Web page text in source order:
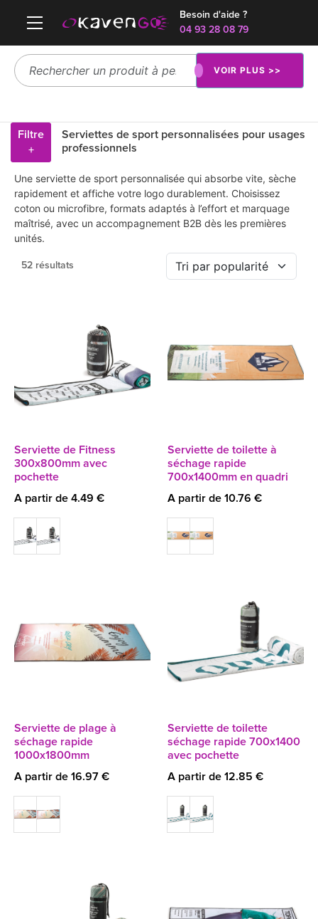
Besoin d'aide ?
04 93 28 08 79
VOIR PLUS >>
Filtre
+
Serviettes de sport personnalisées pour usages
professionnels
Une serviette de sport personnalisée qui absorbe vite, sèche
rapidement et affiche votre logo durablement. Choisissez
coton ou microfibre, formats adaptés à l’effort et marquage
maîtrisé, avec un accompagnement B2B dès les premières
unités.
52 résultats
Serviette de Fitness
300x800mm avec
pochette
A partir de 4.49 €
Serviette de toilette à
séchage rapide
700x1400mm en quadri
A partir de 10.76 €
Serviette de plage à
séchage rapide
1000x1800mm
A partir de 16.97 €
Serviette de toilette
séchage rapide 700x1400
avec pochette
A partir de 12.85 €